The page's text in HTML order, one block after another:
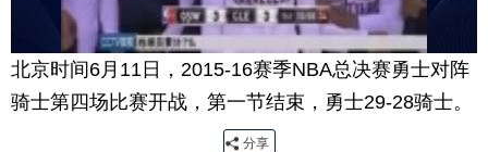
北京时间6月11日，2015-16赛季NBA总决赛勇士对阵
骑士第四场比赛开战，第一节结束，勇士29-28骑士。
分享